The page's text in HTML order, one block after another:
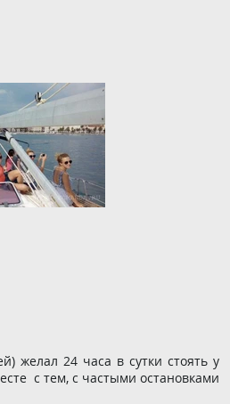
желал 24 часа в сутки стоять у
с тем, с частыми остановками